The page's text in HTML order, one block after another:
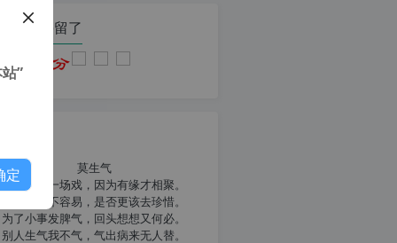
本页停留了
莫生气
人生就像一场戏，因为有缘才相聚。
相扶到老不容易，是否更该去珍惜。
为了小事发脾气，回头想想又何必。
别人生气我不气，气出病来无人替。
”
定